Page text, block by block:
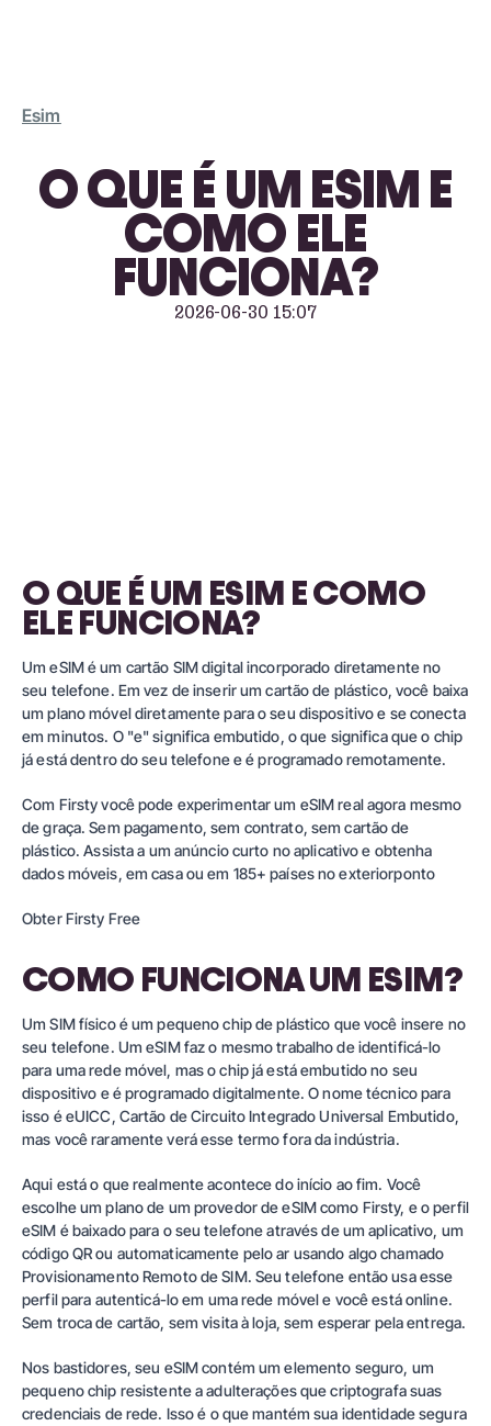
Esim
O QUE É UM ESIM E
COMO ELE
FUNCIONA?
2026-06-30 15:07
O QUE É UM ESIM E COMO
ELE FUNCIONA?
Um eSIM é um cartão SIM digital incorporado diretamente no
seu telefone. Em vez de inserir um cartão de plástico, você baixa
um plano móvel diretamente para o seu dispositivo e se conecta
em minutos. O "e" significa embutido, o que significa que o chip
já está dentro do seu telefone e é programado remotamente.
Com Firsty você pode experimentar um eSIM real agora mesmo
de graça. Sem pagamento, sem contrato, sem cartão de
plástico. Assista a um anúncio curto no aplicativo e obtenha
dados móveis, em casa ou em 185+ países no exteriorponto
Obter Firsty Free
COMO FUNCIONA UM ESIM?
Um SIM físico é um pequeno chip de plástico que você insere no
seu telefone. Um eSIM faz o mesmo trabalho de identificá-lo
para uma rede móvel, mas o chip já está embutido no seu
dispositivo e é programado digitalmente. O nome técnico para
isso é eUICC, Cartão de Circuito Integrado Universal Embutido,
mas você raramente verá esse termo fora da indústria.
Aqui está o que realmente acontece do início ao fim. Você
escolhe um plano de um provedor de eSIM como Firsty, e o perfil
eSIM é baixado para o seu telefone através de um aplicativo, um
código QR ou automaticamente pelo ar usando algo chamado
Provisionamento Remoto de SIM. Seu telefone então usa esse
perfil para autenticá-lo em uma rede móvel e você está online.
Sem troca de cartão, sem visita à loja, sem esperar pela entrega.
Nos bastidores, seu eSIM contém um elemento seguro, um
pequeno chip resistente a adulterações que criptografa suas
credenciais de rede. Isso é o que mantém sua identidade segura